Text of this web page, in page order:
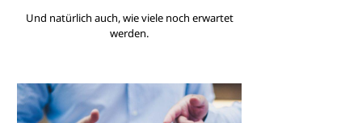
Und natürlich auch, wie viele noch erwartet
werden.